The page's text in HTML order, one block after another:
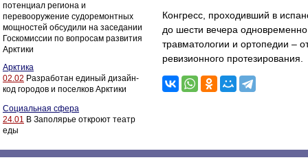
потенциал региона и
перевооружение судоремонтных
мощностей обсудили на заседании
Госкомиссии по вопросам развития
Арктики
Арктика
02.02 Разработан единый дизайн-
код городов и поселков Арктики
Социальная сфера
24.01 В Заполярье откроют театр
еды
Конгресс, проходивший в
до шести вечера
травматологии и ортопедии –
ревизионного протезирования.